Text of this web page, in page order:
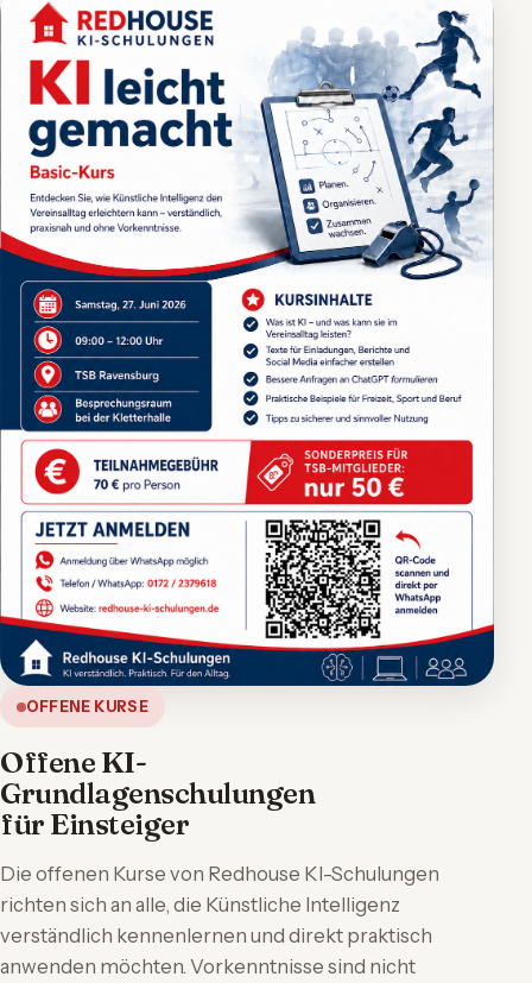
OFFENE KURSE
Offene KI-
Grundlagenschulungen
für Einsteiger
Die offenen Kurse von Redhouse KI-Schulungen
richten sich an alle, die Künstliche Intelligenz
verständlich kennenlernen und direkt praktisch
anwenden möchten. Vorkenntnisse sind nicht